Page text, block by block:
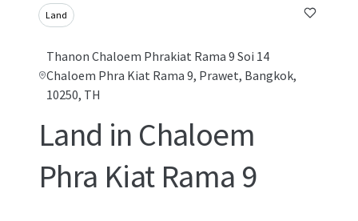
Land
Thanon Chaloem Phrakiat Rama 9 Soi 14
Chaloem Phra Kiat Rama 9, Prawet, Bangkok,
10250, TH
Land in Chaloem
Phra Kiat Rama 9